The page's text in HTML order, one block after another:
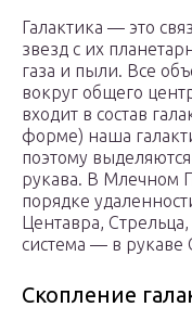
Галактика — это
звезд с их
газа и пыли. Все
вокруг общего
входит в состав
форме) наша
поэтому
рукава. В Млечном
порядке
Центавра,
система — в рукаве
Скопление